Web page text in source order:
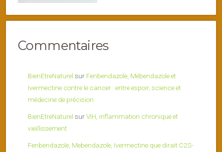
Commentaires
BienEtreNaturel sur Fenbendazole, Mébendazole et
Ivermectine contre le cancer : entre espoir, science et
médecine de précision
BienEtreNaturel surVIH, inflammation chronique et
vieillissement
Fenbendazole, Mebendazole, Ivermectine que dirait C2S-